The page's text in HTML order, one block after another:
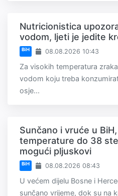
Nutricionistica
vodom, ljeti je jedite
BiH 08.08.2026 10:43
Za visokih temperatura
vodom koju treba
osje...
Sunčano i vruće u
temperature do 38
mogući pljuskovi
BiH 08.08.2026 08:43
U većem dijelu Bosne i
sunčano vrijeme, dok su na